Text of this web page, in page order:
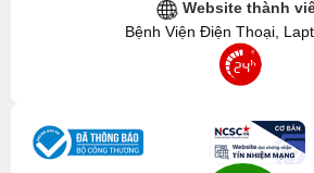
Website thành
Bệnh Viện Điện Thoại,